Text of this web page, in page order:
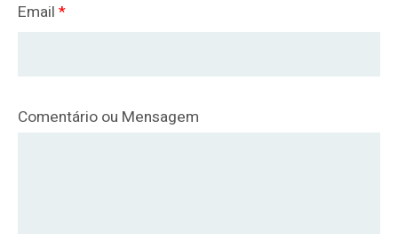
Email *
Comentário ou Mensagem